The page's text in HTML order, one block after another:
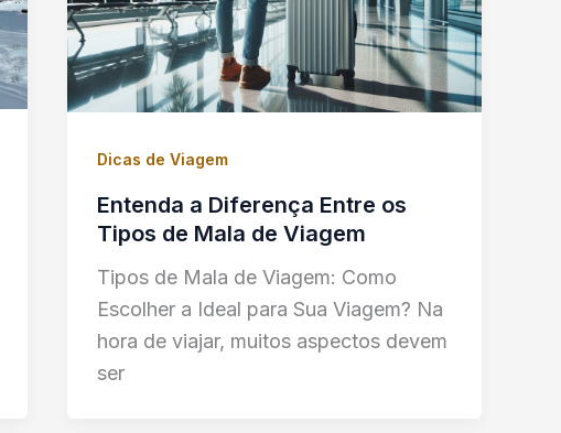
Dicas de Viagem
Entenda a Diferença Entre os
Tipos de Mala de Viagem
Tipos de Mala de Viagem: Como
Escolher a Ideal para Sua Viagem? Na
hora de viajar, muitos aspectos devem
ser